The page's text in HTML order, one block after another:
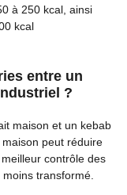
à 250 kcal, ainsi
kcal
entre un
?
maison et un kebab
peut réduire
contrôle des
transformé.